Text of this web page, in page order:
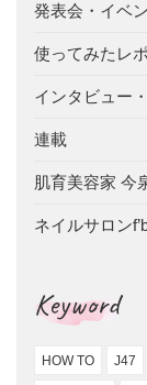
発表会・イベ
使ってみたレ
インタビュー
連載
肌育美容家 今
ネイルサロン
Keyword
HOW TO J47